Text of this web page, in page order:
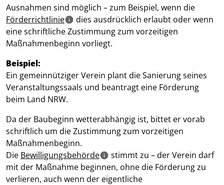
Ausnahmen sind möglich – zum Beispiel, wenn die
Förderrichtlinie
dies ausdrücklich erlaubt oder wenn
eine schriftliche Zustimmung zum vorzeitigen
Maßnahmenbeginn vorliegt.
Beispiel:
Ein gemeinnütziger Verein plant die Sanierung seines
Veranstaltungssaals und beantragt eine Förderung
beim Land NRW.
Da der Baubeginn wetterabhängig ist, bittet er vorab
schriftlich um die Zustimmung zum vorzeitigen
Maßnahmenbeginn.
Die Bewilligungsbehörde
stimmt zu – der Verein darf
mit der Maßnahme beginnen, ohne die Förderung zu
verlieren, auch wenn der eigentliche